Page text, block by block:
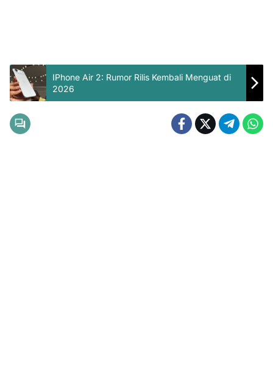
IPhone Air 2: Rumor Rilis Kembali Menguat di
2026